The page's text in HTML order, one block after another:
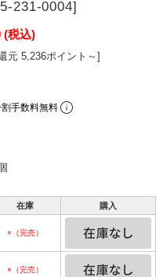
231-0004]
(税込)
元 5,236ポイント～]
手数料無料
在庫 購入
×（完売）
×（完売）